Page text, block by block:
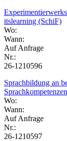
itslearning (SchiF)
Wo:
Wann:
Auf Anfrage
Nr.:
26-1210596
Sprachbildung an
Wo:
Wann:
Auf Anfrage
Nr.:
26-1210597